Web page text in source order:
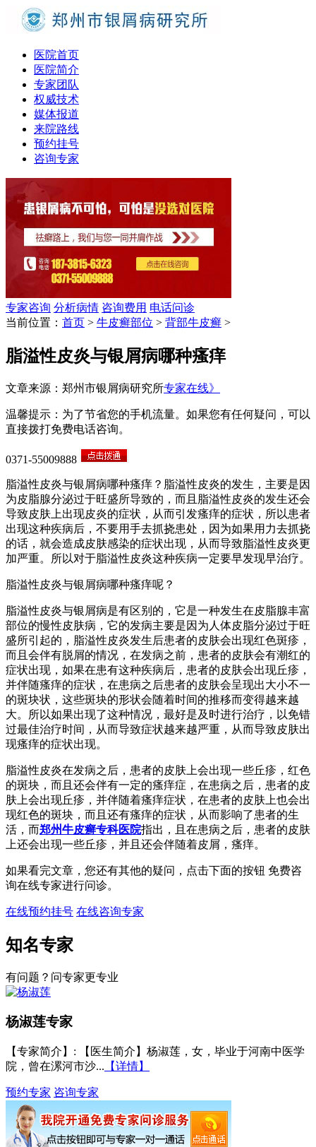
医院首页
医院简介
专家团队
权威技术
媒体报道
来院路线
预约挂号
咨询专家
专家咨询 分析病情 咨询费用 电话问诊
当前位置： 首页 > 牛皮癣部位 > 背部牛皮癣 >
脂溢性皮炎与银屑病哪种瘙痒
文章来源：郑州市银屑病研究所专家在线》
温馨提示：为了节省您的手机流量。如果您有任何疑问，可以
直接拨打免费电话咨询。
0371-55009888
脂溢性皮炎与银屑病哪种瘙痒？脂溢性皮炎的发生，主要是因
为皮脂腺分泌过于旺盛所导致的，而且脂溢性皮炎的发生还会
导致皮肤上出现皮炎的症状，从而引发瘙痒的症状，所以患者
出现这种疾病后，不要用手去抓挠患处，因为如果用力去抓挠
的话，就会造成皮肤感染的症状出现，从而导致脂溢性皮炎更
加严重。所以对于脂溢性皮炎这种疾病一定要早发现早治疗。
脂溢性皮炎与银屑病哪种瘙痒呢？
脂溢性皮炎与银屑病是有区别的，它是一种发生在皮脂腺丰富
部位的慢性皮肤病，它的发病主要是因为人体皮脂分泌过于旺
盛所引起的，脂溢性皮炎发生后患者的皮肤会出现红色斑疹，
而且会伴有脱屑的情况，在发病之前，患者的皮肤会有潮红的
症状出现，如果在患有这种疾病后，患者的皮肤会出现丘疹，
并伴随瘙痒的症状，在患病之后患者的皮肤会呈现出大小不一
的斑块状，这些斑块的形状会随着时间的推移而变得越来越
大。所以如果出现了这种情况，最好是及时进行治疗，以免错
过最佳治疗时间，从而导致症状越来越严重，从而导致皮肤出
现瘙痒的症状出现。
脂溢性皮炎在发病之后，患者的皮肤上会出现一些丘疹，红色
的斑块，而且还会伴有一定的瘙痒症，在患病之后，患者的皮
肤上会出现丘疹，并伴随着瘙痒症状，在患者的皮肤上也会出
现红色的斑块，而且还有瘙痒的症状，从而影响了患者的生
活，而郑州牛皮癣专科医院指出，且在患病之后，患者的皮肤
上还会出现一些丘疹，并且还会伴随着皮屑，瘙痒。
如果看完文章，您还有其他的疑问，点击下面的按钮 免费咨
询在线专家进行问诊。
在线预约挂号 在线咨询专家
知名专家
有问题？问专家更专业
杨淑莲专家
【专家简介】 : 【医生简介】杨淑莲，女，毕业于河南中医学
院，曾在漯河市沙... 【详情】
预约专家 咨询专家